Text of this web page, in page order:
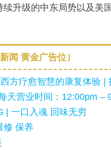
升级的中东局势以及
闻 黄金广告位）
方疗愈智慧的康复体验 |
天营业时间：12:00pm –
| 一口入魂 回味无穷
修 保养